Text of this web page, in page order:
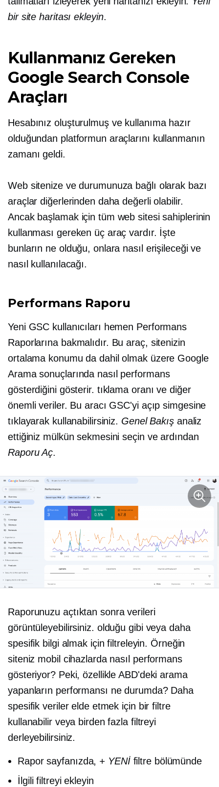
bir site haritası ekleyin.
Kullanmanız Gereken
Google Search Console
Araçları
Hesabınız oluşturulmuş ve kullanıma hazır
olduğundan platformun araçlarını kullanmanın
zamanı geldi.
Web sitenize ve durumunuza bağlı olarak bazı
araçlar diğerlerinden daha değerli olabilir.
Ancak başlamak için tüm web sitesi sahiplerinin
kullanması gereken üç araç vardır. İşte
bunların ne olduğu, onlara nasıl erişileceği ve
nasıl kullanılacağı.
Performans Raporu
Yeni GSC kullanıcıları hemen Performans
Raporlarına bakmalıdır. Bu araç, sitenizin
ortalama konumu da dahil olmak üzere Google
Arama sonuçlarında nasıl performans
gösterdiğini gösterir. tıklama oranı ve diğer
önemli veriler. Bu aracı GSC'yi açıp simgesine
tıklayarak kullanabilirsiniz. Genel Bakışanaliz
ettiğiniz mülkün sekmesini seçin ve ardından
Raporu Aç.
Raporunuzu açtıktan sonra verileri
görüntüleyebilirsiniz. olduğu gibiveya daha
spesifik bilgi almak için filtreleyin. Örneğin
siteniz mobil cihazlarda nasıl performans
gösteriyor? Peki, özellikle ABD'deki arama
yapanların performansı ne durumda? Daha
spesifik veriler elde etmek için bir filtre
kullanabilir veya birden fazla filtreyi
derleyebilirsiniz.
Rapor sayfanızda, + YENİfiltre bölümünde
İlgili filtreyi ekleyin